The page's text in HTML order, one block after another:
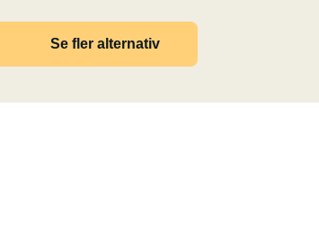
Se fler alternativ